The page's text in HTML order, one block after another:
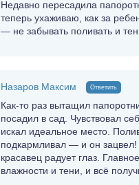
Недавно пересадила
теперь ухаживаю, как за
— не забывать поливать и
Назаров Максим Ответить
Как-то раз вытащил
посадил в сад. Чувствовал
искал идеальное место.
подкармливал — и он зацвел!
красавец радует глаз.
влажности и тени, и всё